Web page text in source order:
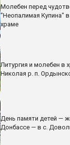
Молебен перед
"Неопалимая Купина"
храме
Литургия и молебен в
Николая р. п.
День памяти детей —
Донбассе — в с.